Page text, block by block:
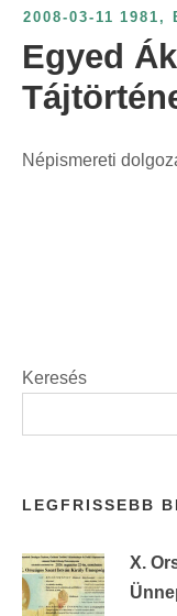
:
v
z
á
s
l
á
s
:
2008-03-11 1981 ,
Egyed
Népismereti
Keresés
LEGFRISSEBB
X.